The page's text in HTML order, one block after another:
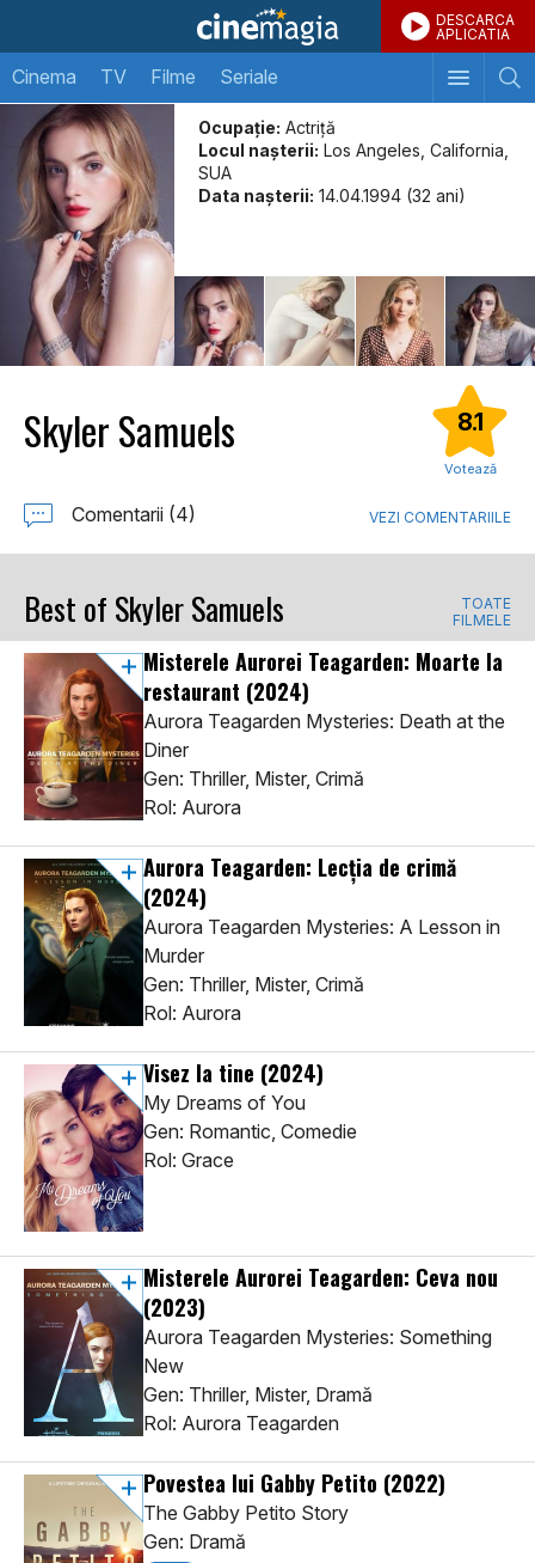
DESCARCA
APLICATIA
Cinema TV Filme Seriale
Ocupație: Actriță
Locul naşterii: Los Angeles, California,
SUA
Data naşterii: 14.04.1994 (32 ani)
Skyler Samuels 8.1
Votează
Comentarii (4) VEZI COMENTARIILE
Best of Skyler Samuels
TOATE
FILMELE
Misterele Aurorei Teagarden: Moarte la
restaurant (2024)
Aurora Teagarden Mysteries: Death at the
Diner
Gen: Thriller, Mister, Crimă
Rol: Aurora
Aurora Teagarden: Lecția de crimă
(2024)
Aurora Teagarden Mysteries: A Lesson in
Murder
Gen: Thriller, Mister, Crimă
Rol: Aurora
Visez la tine (2024)
My Dreams of You
Gen: Romantic, Comedie
Rol: Grace
Misterele Aurorei Teagarden: Ceva nou
(2023)
Aurora Teagarden Mysteries: Something
New
Gen: Thriller, Mister, Dramă
Rol: Aurora Teagarden
Povestea lui Gabby Petito (2022)
The Gabby Petito Story
Gen: Dramă